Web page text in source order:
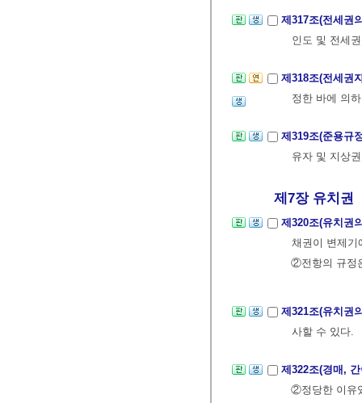
제317조(전세권
인도 및 전세
제318조(전세권
정한 바에 의
제319조(준용규
유자 및 지상
제7장 유치권
제320조(유치권
채권이 변제기
②전항의 규정
제321조(유치권
사할 수 있다.
제322조(경매,
②정당한 이유